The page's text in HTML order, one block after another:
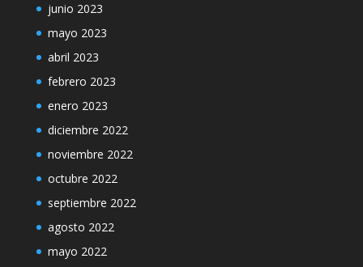
junio 2023
mayo 2023
abril 2023
febrero 2023
enero 2023
diciembre 2022
noviembre 2022
octubre 2022
septiembre 2022
agosto 2022
mayo 2022